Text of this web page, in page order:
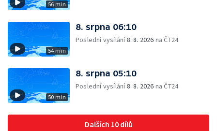
56 min
54 min
8. srpna 06:10
Poslední vysílání8. 8. 2026 na ČT24
50 min
8. srpna 05:10
Poslední vysílání8. 8. 2026 na ČT24
Dalších 10 dílů